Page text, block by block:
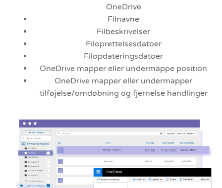
OneDrive
Filnavne
Filbeskrivelser
Filoprettelsesdatoer
Filopdateringsdatoer
OneDrive mapper eller undermappe position
OneDrive mapper eller undermapper
tilføjelse/omdøbning og fjernelse handlinger